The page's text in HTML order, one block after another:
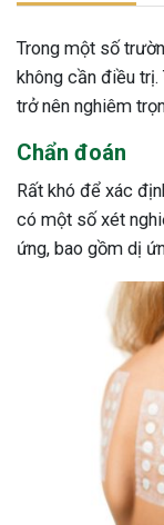
Trong một số
không cần điều
trở nên nghiêm
Chẩn đoán
Rất khó để xác
có một số xét
ứng, bao gồm dị